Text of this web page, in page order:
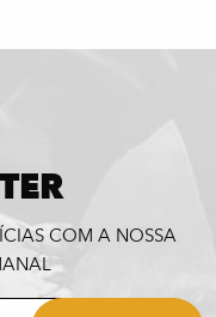
COM A NOSSA